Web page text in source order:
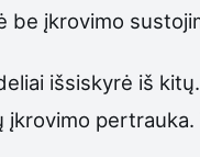
be įkrovimo
išsiskyrė iš
įkrovimo